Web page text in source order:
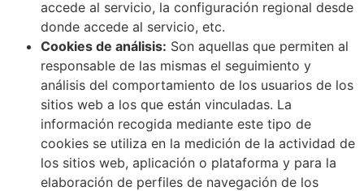
accede al servicio, la configuración regional desde
donde accede al servicio, etc.
Cookies de análisis: Son aquellas que permiten al
responsable de las mismas el seguimiento y
análisis del comportamiento de los usuarios de los
sitios web a los que están vinculadas. La
información recogida mediante este tipo de
cookies se utiliza en la medición de la actividad de
los sitios web, aplicación o plataforma y para la
elaboración de perfiles de navegación de los